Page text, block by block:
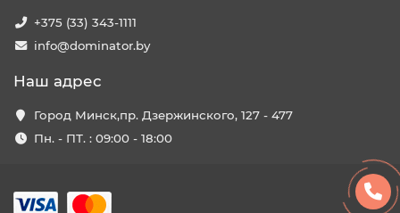
+375 (33) 343-1111
info@dominator.by
Наш адрес
Город Минск,пр. Дзержинского, 127 - 477
Пн. - ПТ. : 09:00 - 18:00